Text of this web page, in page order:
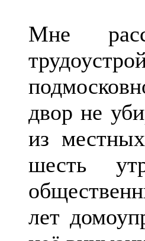
Мне
двор не
из
шесть
лет